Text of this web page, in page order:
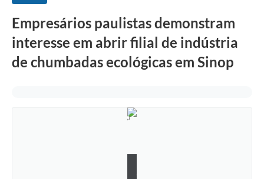
Empresários paulistas demonstram
interesse em abrir filial de indústria
de chumbadas ecológicas em Sinop